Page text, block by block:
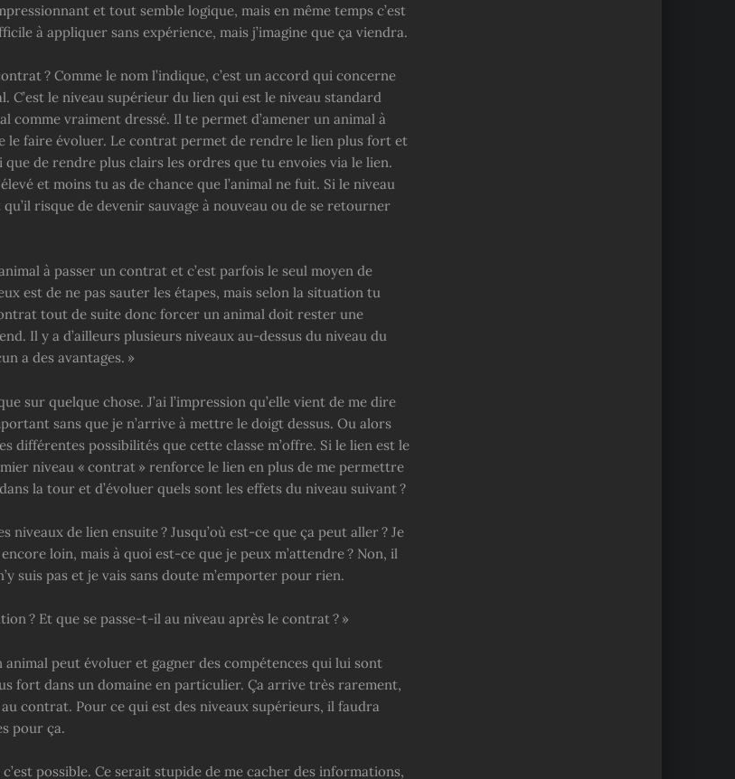
et tout semble logique, mais en même temps c’est
à appliquer sans expérience, mais j’imagine que ça viendra.
? Comme le nom l’indique, c’est un accord qui concerne
C’est le niveau supérieur du lien qui est le niveau standard
comme vraiment dressé. Il te permet d’amener un animal à
le faire évoluer. Le contrat permet de rendre le lien plus fort et
que de rendre plus clairs les ordres que tu envoies via le lien.
et moins tu as de chance que l’animal ne fuit. Si le niveau
risque de devenir sauvage à nouveau ou de se retourner
à passer un contrat et c’est parfois le seul moyen de
est de ne pas sauter les étapes, mais selon la situation tu
tout de suite donc forcer un animal doit rester une
Il y a d’ailleurs plusieurs niveaux au-dessus du niveau du
a des avantages. »
sur quelque chose. J’ai l’impression qu’elle vient de me dire
sans que je n’arrive à mettre le doigt dessus. Ou alors
différentes possibilités que cette classe m’offre. Si le lien est le
niveau « contrat » renforce le lien en plus de me permettre
la tour et d’évoluer quels sont les effets du niveau suivant ?
niveaux de lien ensuite ? Jusqu’où est-ce que ça peut aller ? Je
encore loin, mais à quoi est-ce que je peux m’attendre ? Non, il
suis pas et je vais sans doute m’emporter pour rien.
? Et que se passe-t-il au niveau après le contrat ? »
animal peut évoluer et gagner des compétences qui lui sont
fort dans un domaine en particulier. Ça arrive très rarement,
au contrat. Pour ce qui est des niveaux supérieurs, il faudra
pour ça.
possible. Ce serait stupide de me cacher des informations,